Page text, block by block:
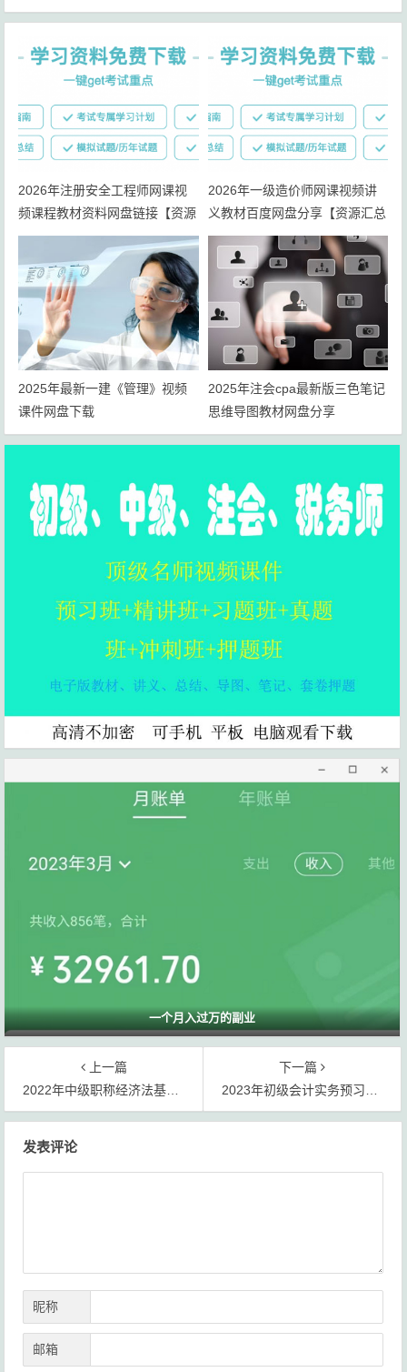
2026年注册安全工程师网课视
频课程教材资料网盘链接【资源
汇总】
2026年一级造价师网课视频讲
义教材百度网盘分享【资源汇总
帖】
2025年最新一建《管理》视频
课件网盘下载
2025年注会cpa最新版三色笔记
思维导图教材网盘分享
一个月入过万的副业
上一篇
2022年中级职称经济法基础知识总结下载
下一篇
2023年初级会计实务预习班课程讲义百度网盘下载
发表评论
昵称
邮箱